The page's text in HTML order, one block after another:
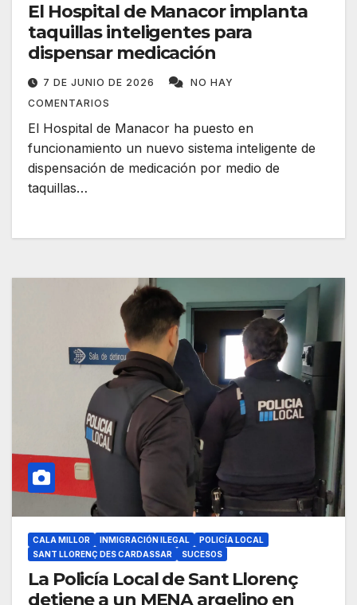
El Hospital de Manacor implanta
taquillas inteligentes para
dispensar medicación
7 DE JUNIO DE 2026
NO HAY
COMENTARIOS
El Hospital de Manacor ha puesto en
funcionamiento un nuevo sistema inteligente de
dispensación de medicación por medio de
taquillas…
CALA MILLOR INMIGRACIÓN ILEGAL
POLICÍA LOCAL
SANT LLORENÇ DES CARDASSAR
SUCESOS
La Policía Local de Sant Llorenç
detiene a un MENA argelino en